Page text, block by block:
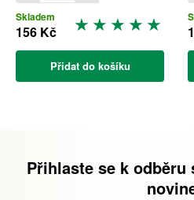
Skladem
156 Kč
Přidat do košíku
Přihlaste se k